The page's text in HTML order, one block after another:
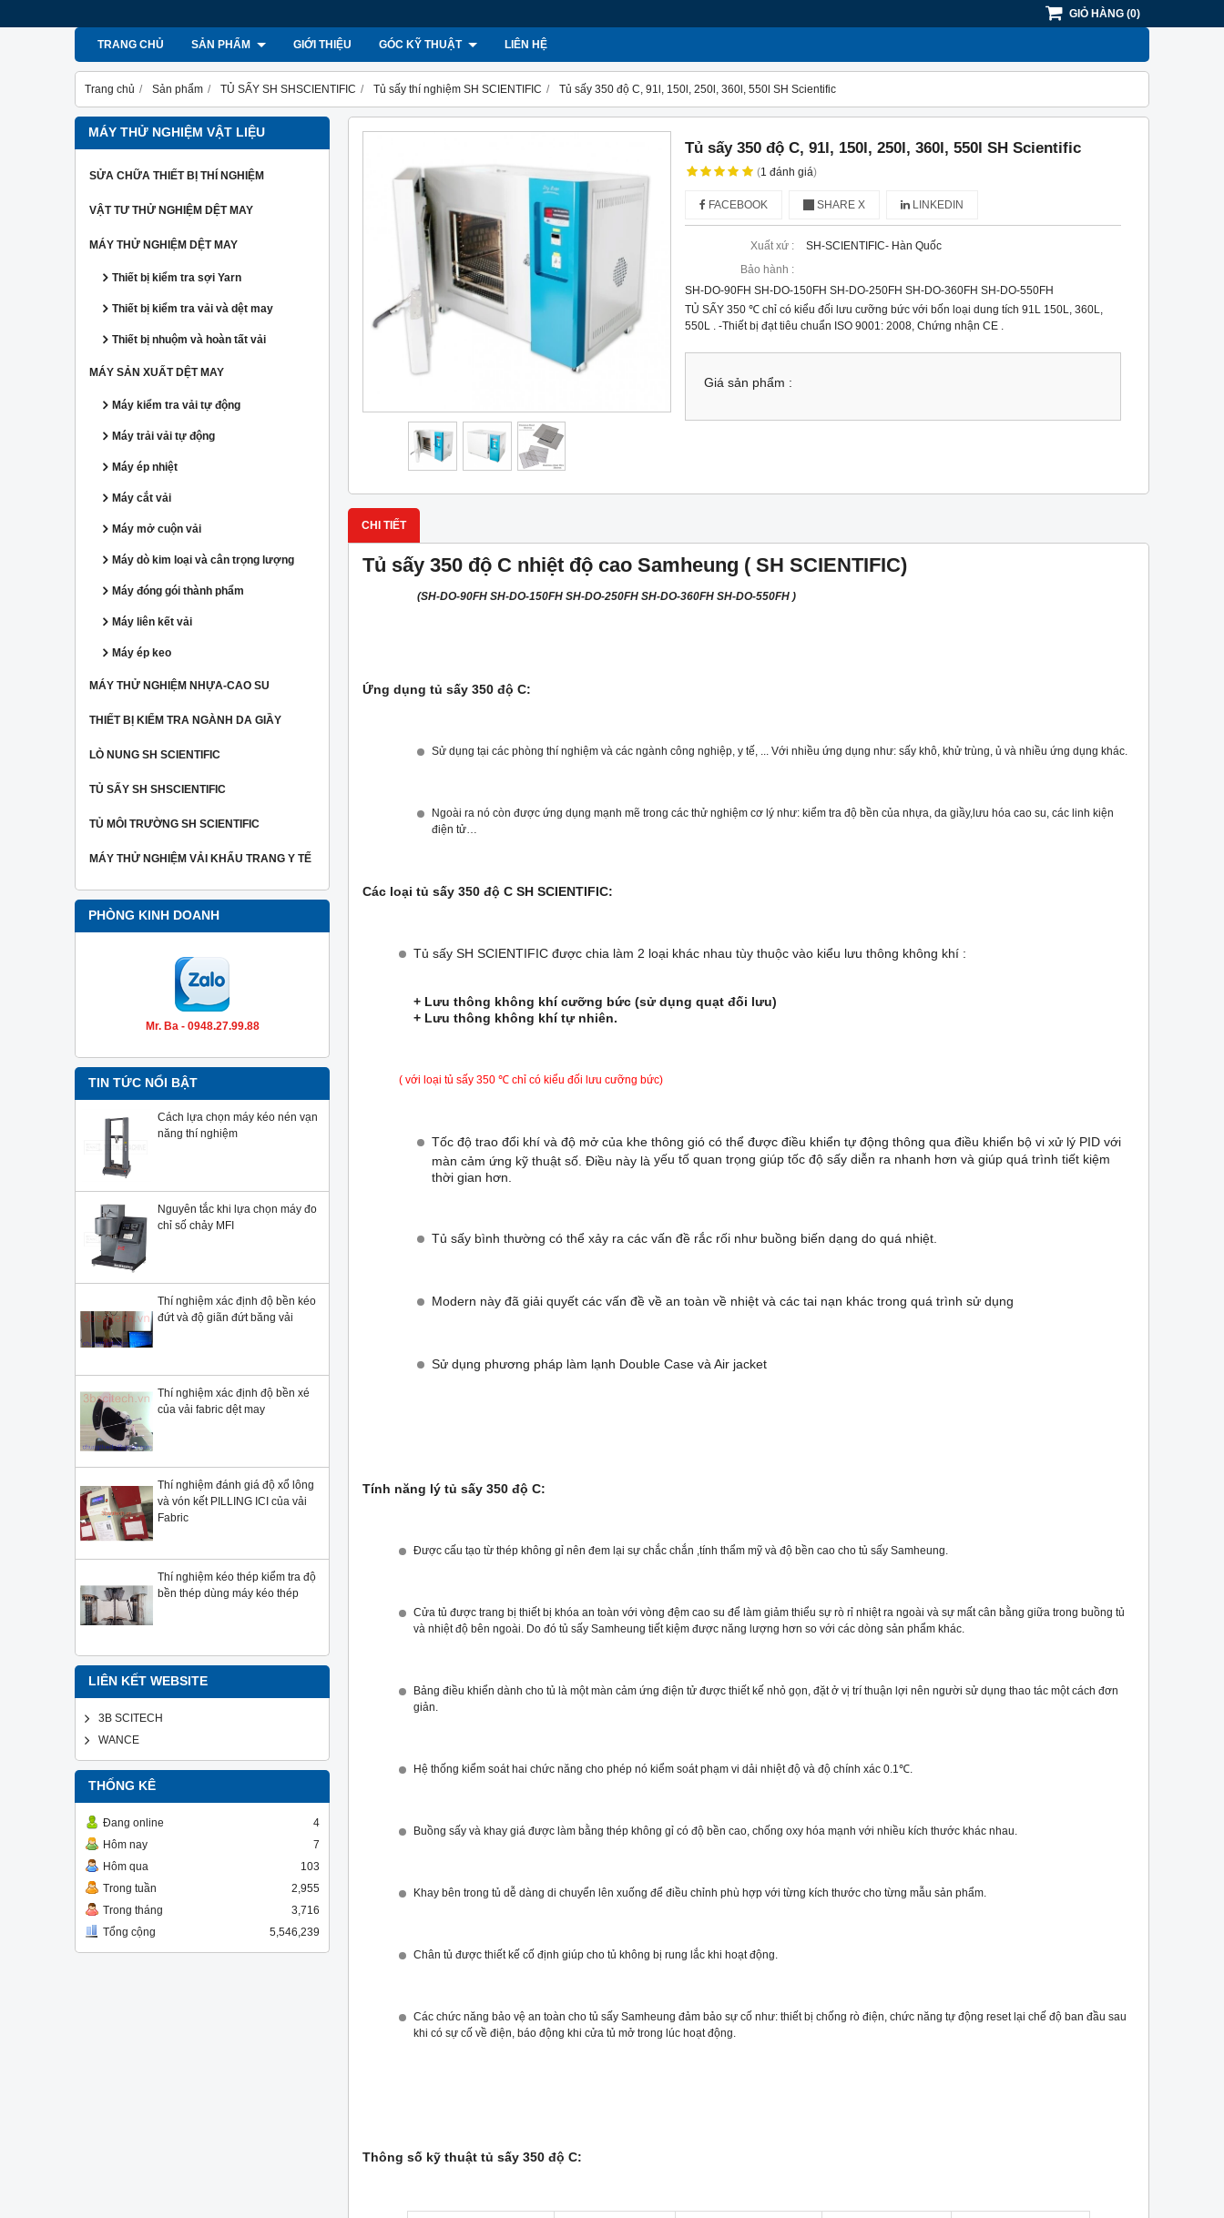
GIỎ HÀNG (0)
TRANG CHỦ SẢN PHẨM GIỚI THIỆU GÓC KỸ THUẬT LIÊN HỆ
Trang chủ Sản phẩm TỦ SẤY SH SHSCIENTIFIC Tủ sấy thí nghiệm SH SCIENTIFIC Tủ sấy 350 độ C, 91l, 150l, 250l, 360l, 550l SH Scientific
MÁY THỬ NGHIỆM VẬT LIỆU
SỬA CHỮA THIẾT BỊ THÍ NGHIỆM
VẬT TƯ THỬ NGHIỆM DỆT MAY
MÁY THỬ NGHIỆM DỆT MAY
Thiết bị kiểm tra sợi Yarn
Thiết bị kiểm tra vải và dệt may
Thiết bị nhuộm và hoàn tất vải
MÁY SẢN XUẤT DỆT MAY
Máy kiểm tra vải tự động
Máy trải vải tự động
Máy ép nhiệt
Máy cắt vải
Máy mở cuộn vải
Máy dò kim loại và cân trọng lượng
Máy đóng gói thành phẩm
Máy liên kết vải
Máy ép keo
MÁY THỬ NGHIỆM NHỰA-CAO SU
THIẾT BỊ KIỂM TRA NGÀNH DA GIẦY
LÒ NUNG SH SCIENTIFIC
TỦ SẤY SH SHSCIENTIFIC
TỦ MÔI TRƯỜNG SH SCIENTIFIC
MÁY THỬ NGHIỆM VẢI KHẨU TRANG Y TẾ
PHÒNG KINH DOANH
Mr. Ba - 0948.27.99.88
TIN TỨC NỔI BẬT
Cách lựa chọn máy kéo nén vạn
năng thí nghiệm
Nguyên tắc khi lựa chọn máy đo
chỉ số chảy MFI
Thí nghiệm xác định độ bền kéo
đứt và độ giãn đứt băng vải
Thí nghiệm xác định độ bền xé
của vải fabric dệt may
Thí nghiệm đánh giá độ xổ lông
và vón kết PILLING ICI của vải
Fabric
Thí nghiệm kéo thép kiểm tra độ
bền thép dùng máy kéo thép
LIÊN KẾT WEBSITE
3B SCITECH
WANCE
THỐNG KÊ
Đang online
4
Hôm nay
7
Hôm qua
103
Trong tuần
2,955
Trong tháng
3,716
Tổng cộng
5,546,239
Tủ sấy 350 độ C, 91l, 150l, 250l, 360l, 550l SH Scientific
(1đánh giá)
FACEBOOK SHARE X LINKEDIN
Xuất xứ :
SH-SCIENTIFIC- Hàn Quốc
Bảo hành :
SH-DO-90FH SH-DO-150FH SH-DO-250FH SH-DO-360FH SH-DO-550FH
TỦ SẤY 350 ℃ chỉ có kiểu đối lưu cưỡng bức với bốn loại dung tích 91L 150L, 360L,
550L . -Thiết bị đạt tiêu chuẩn ISO 9001: 2008, Chứng nhận CE .
Giá sản phẩm :
CHI TIẾT
Tủ sấy 350 độ C nhiệt độ cao Samheung ( SH SCIENTIFIC)
(SH-DO-90FH SH-DO-150FH SH-DO-250FH SH-DO-360FH SH-DO-550FH )
Ứng dụng tủ sấy 350 độ C:
Sử dụng tại các phòng thí nghiệm và các ngành công nghiệp, y tế, ... Với nhiều ứng dụng như: sấy khô, khử trùng, ủ và nhiều ứng dụng khác.
Ngoài ra nó còn được ứng dụng mạnh mẽ trong các thử nghiệm cơ lý như: kiểm tra độ bền của nhựa, da giầy,lưu hóa cao su, các linh kiện
điện tử…
Các loại tủ sấy 350 độ C SH SCIENTIFIC:
Tủ sấy SH SCIENTIFIC được chia làm 2 loại khác nhau tùy thuộc vào kiểu lưu thông không khí :
+ Lưu thông không khí cưỡng bức (sử dụng quạt đối lưu)
+ Lưu thông không khí tự nhiên.
( với loại tủ sấy 350 ℃ chỉ có kiểu đối lưu cưỡng bức)
Tốc độ trao đổi khí và độ mở của khe thông gió có thể được điều khiển tự động thông qua điều khiển bộ vi xử lý PID với
màn cảm ứng kỹ thuật số. Điều này là yếu tố quan trọng giúp tốc độ sấy diễn ra nhanh hơn và giúp quá trình tiết kiệm
thời gian hơn.
Tủ sấy bình thường có thể xảy ra các vấn đề rắc rối như buồng biến dạng do quá nhiệt.
Modern này đã giải quyết các vấn đề về an toàn về nhiệt và các tai nạn khác trong quá trình sử dụng
Sử dụng phương pháp làm lạnh Double Case và Air jacket
Tính năng lý tủ sấy 350 độ C:
Được cấu tạo từ thép không gỉ nên đem lại sự chắc chắn ,tính thẩm mỹ và độ bền cao cho tủ sấy Samheung.
Cửa tủ được trang bị thiết bị khóa an toàn với vòng đệm cao su để làm giảm thiểu sự rò rỉ nhiệt ra ngoài và sự mất cân bằng giữa trong buồng tủ
và nhiệt độ bên ngoài. Do đó tủ sấy Samheung tiết kiệm được năng lượng hơn so với các dòng sản phẩm khác.
Bảng điều khiển dành cho tủ là một màn cảm ứng điện tử được thiết kế nhỏ gọn, đặt ở vị trí thuận lợi nên người sử dụng thao tác một cách đơn
giản.
Hệ thống kiểm soát hai chức năng cho phép nó kiểm soát phạm vi dải nhiệt độ và độ chính xác 0.1℃.
Buồng sấy và khay giá được làm bằng thép không gỉ có độ bền cao, chống oxy hóa mạnh với nhiều kích thước khác nhau.
Khay bên trong tủ dễ dàng di chuyển lên xuống để điều chỉnh phù hợp với từng kích thước cho từng mẫu sản phẩm.
Chân tủ được thiết kế cố định giúp cho tủ không bị rung lắc khi hoạt động.
Các chức năng bảo vệ an toàn cho tủ sấy Samheung đảm bảo sự cố như: thiết bị chống rò điện, chức năng tự động reset lại chế độ ban đầu sau
khi có sự cố về điện, báo động khi cửa tủ mở trong lúc hoạt động.
Thông số kỹ thuật tủ sấy 350 độ C: